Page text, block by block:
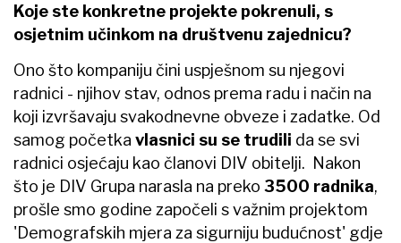
Koje ste konkretne projekte pokrenuli, s
osjetnim učinkom na društvenu zajednicu?
Ono što kompaniju čini uspješnom su njegovi
radnici - njihov stav, odnos prema radu i način na
koji izvršavaju svakodnevne obveze i zadatke. Od
samog početka vlasnici su se trudili da se svi
radnici osjećaju kao članovi DIV obitelji. Nakon
što je DIV Grupa narasla na preko 3500 radnika,
prošle smo godine započeli s važnim projektom
'Demografskih mjera za sigurniju budućnost' gdje